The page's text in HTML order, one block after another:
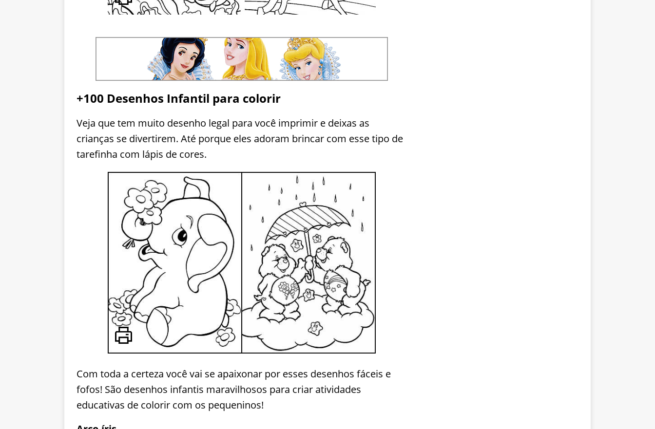
+100 Desenhos Infantil para colorir
Veja que tem muito desenho legal para você imprimir e deixas as
crianças se divertirem. Até porque eles adoram brincar com esse tipo de
tarefinha com lápis de cores.
Com toda a certeza você vai se apaixonar por esses desenhos fáceis e
fofos! São desenhos infantis maravilhosos para criar atividades
educativas de colorir com os pequeninos!